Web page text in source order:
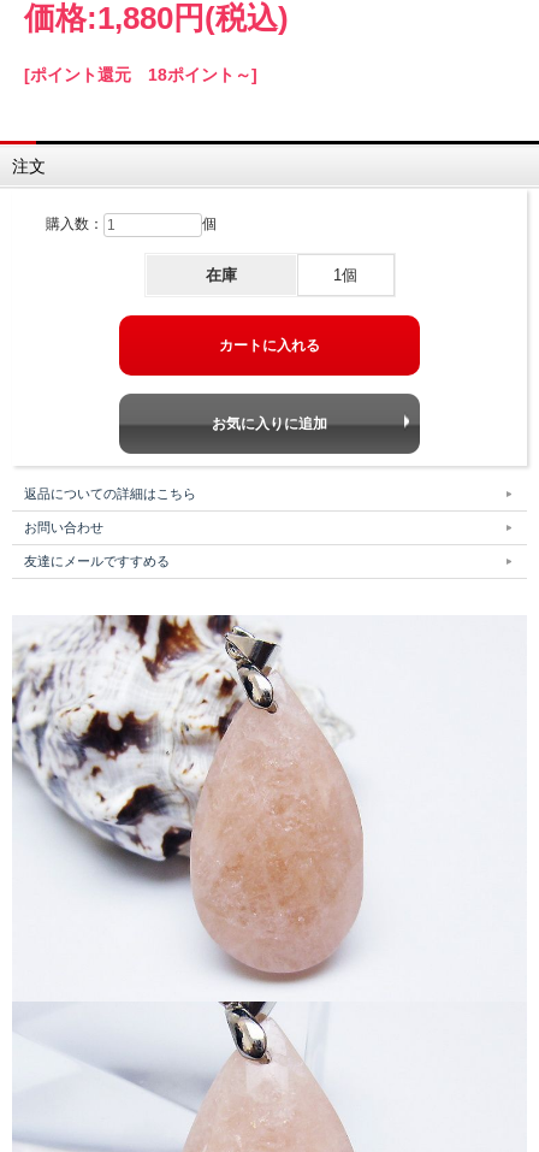
価格:1,880円 (税込)
[ポイント還元 18ポイント～]
注文
購入数： 個
在庫 1個
返品についての詳細はこちら
お問い合わせ
友達にメールですすめる